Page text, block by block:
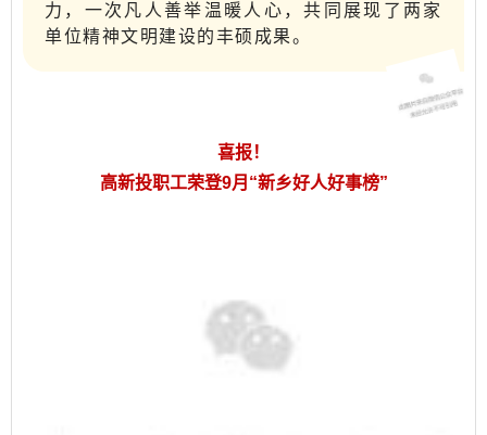
力，一次凡人善举温暖人心，共同展现了两家
单位精神文明建设的丰硕成果。
喜报！
高新投职工荣登9月“新乡好人好事榜”